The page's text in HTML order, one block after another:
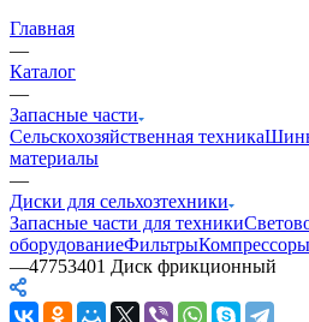
Главная
—
Каталог
—
Запасные части
Сельскохозяйственная техника
материалы
—
Диски для сельхозтехники
Запасные части для техники
оборудованиеФильтрыКомпрессоры
—47753401 Диск фрикционный